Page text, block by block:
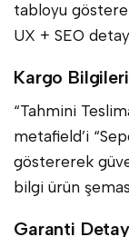
tabloyu
UX + SEO
Kargo Bilgileri
“Tahmini
metafield’i
göstererek
bilgi ürün
Garanti